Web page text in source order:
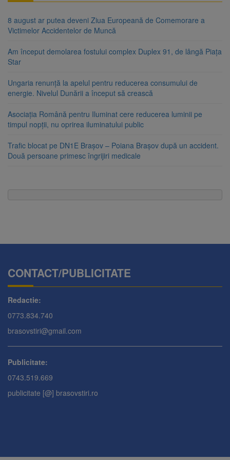
8 august ar putea deveni Ziua Europeană de Comemorare a
Victimelor Accidentelor de Muncă
Am început demolarea fostului complex Duplex 91, de lângă Piața
Star
Ungaria renunță la apelul pentru reducerea consumului de
energie. Nivelul Dunării a început să crească
Asociația Română pentru Iluminat cere reducerea luminii pe
timpul nopții, nu oprirea iluminatului public
Trafic blocat pe DN1E Brașov – Poiana Brașov după un accident.
Două persoane primesc îngrijiri medicale
CONTACT/PUBLICITATE
Redactie:
0773.834.740
brasovstiri@gmail.com
Publicitate:
0743.519.669
publicitate [@] brasovstiri.ro